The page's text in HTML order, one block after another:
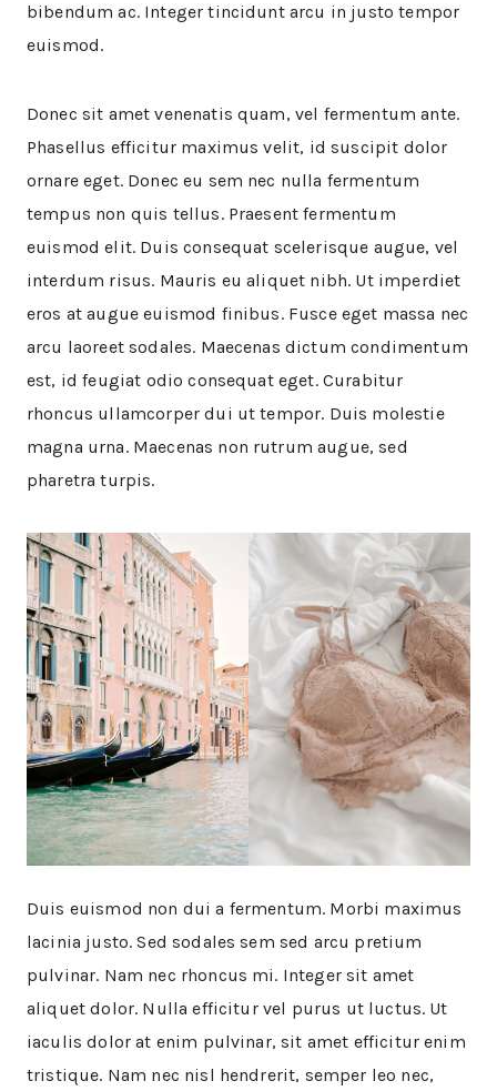
bibendum ac. Integer tincidunt arcu in justo tempor
euismod.
Donec sit amet venenatis quam, vel fermentum ante.
Phasellus efficitur maximus velit, id suscipit dolor
ornare eget. Donec eu sem nec nulla fermentum
tempus non quis tellus. Praesent fermentum
euismod elit. Duis consequat scelerisque augue, vel
interdum risus. Mauris eu aliquet nibh. Ut imperdiet
eros at augue euismod finibus. Fusce eget massa nec
arcu laoreet sodales. Maecenas dictum condimentum
est, id feugiat odio consequat eget. Curabitur
rhoncus ullamcorper dui ut tempor. Duis molestie
magna urna. Maecenas non rutrum augue, sed
pharetra turpis.
Duis euismod non dui a fermentum. Morbi maximus
lacinia justo. Sed sodales sem sed arcu pretium
pulvinar. Nam nec rhoncus mi. Integer sit amet
aliquet dolor. Nulla efficitur vel purus ut luctus. Ut
iaculis dolor at enim pulvinar, sit amet efficitur enim
tristique. Nam nec nisl hendrerit, semper leo nec,